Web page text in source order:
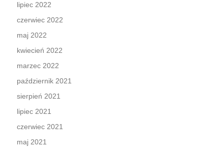
lipiec 2022
czerwiec 2022
maj 2022
kwiecień 2022
marzec 2022
październik 2021
sierpień 2021
lipiec 2021
czerwiec 2021
maj 2021